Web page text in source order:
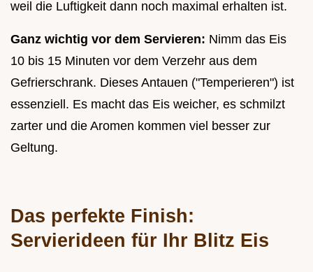
weil die Luftigkeit dann noch maximal erhalten ist.
Ganz wichtig vor dem Servieren: Nimm das Eis
10 bis 15 Minuten vor dem Verzehr aus dem
Gefrierschrank. Dieses Antauen ("Temperieren") ist
essenziell. Es macht das Eis weicher, es schmilzt
zarter und die Aromen kommen viel besser zur
Geltung.
Das perfekte Finish:
Servierideen für Ihr Blitz Eis